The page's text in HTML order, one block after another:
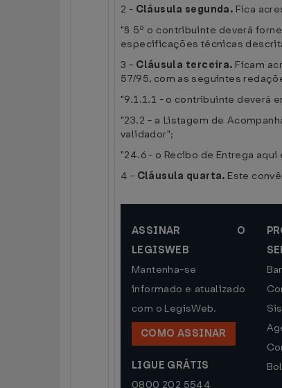
2 - Cláusula segunda. Fica
"§ 5º o contribuinte deverá
especificações técnicas
3 - Cláusula terceira. Ficam
57/95, com as seguintes
"9.1.1.1 - o contribuinte deverá
"23.2 - a Listagem de
validador";
"24.6 - o Recibo de Entrega
4 - Cláusula quarta. Este
ASSINAR O
LEGISWEB
Mantenha-se
informado e atualizado
com o LegisWeb.
COMO ASSINAR
LIGUE GRÁTIS
0800 202 5544